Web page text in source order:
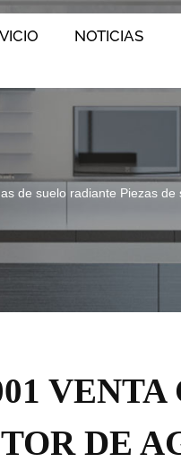
NOTICIAS
de suelo radiante Piezas
DE